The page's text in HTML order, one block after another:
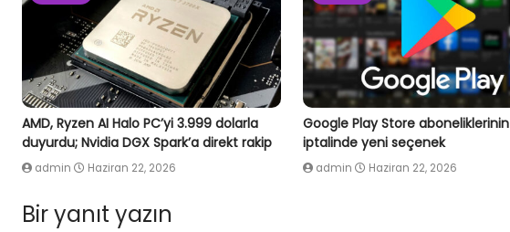
AMD, Ryzen AI Halo PC’yi 3.999 dolarla
duyurdu; Nvidia DGX Spark’a direkt rakip
admin Haziran 22, 2026
Google Play Store aboneliklerinin
iptalinde yeni seçenek
admin Haziran 22, 2026
Bir yanıt yazın